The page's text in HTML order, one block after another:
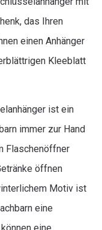
das Ihren
einen Anhänger
Kleeblatt
ist ein
immer zur Hand
Flaschenöffner
öffnen
Motiv ist
eine